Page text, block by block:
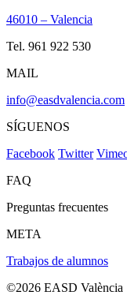
46010 – Valencia
Tel. 961 922 530
MAIL
info@easdvalencia.com
SÍGUENOS
Facebook Twitter
FAQ
Preguntas frecuentes
META
Trabajos de alumnos
©2026 EASD València